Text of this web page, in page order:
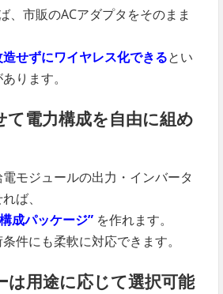
、市販のACアダプタをそのまま
せずにワイヤレス化できるとい
ります。
電力構成を自由に組め
モジュールの出力・インバータ
ば、
成パッケージ” を作れます。
件にも柔軟に対応できます。
用途に応じて選択可能